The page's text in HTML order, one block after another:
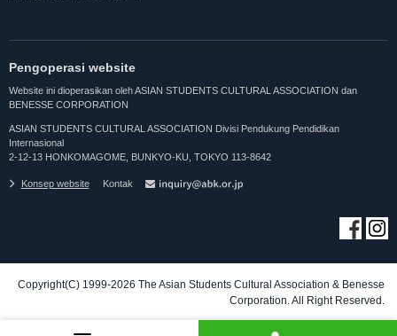
Pengoperasi website
Website ini dioperasikan oleh ASIAN STUDENTS CULTURAL ASSOCIATION dan
BENESSE CORPORATION
ASIAN STUDENTS CULTURAL ASSOCIATION Divisi Pendukung Pendidikan
Internasional
2-12-13 HONKOMAGOME, BUNKYO-KU, TOKYO 113-8642
Konsep website Kontak
Copyright(C) 1999-2026 The Asian Students Cultural Association & Benesse
Corporation. All Right Reserved.